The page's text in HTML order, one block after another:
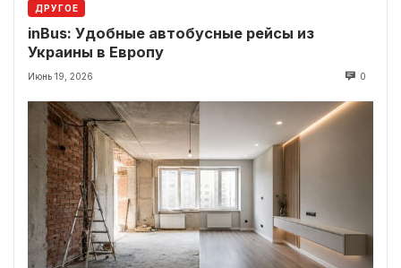
ДРУГОЕ
inBus: Удобные автобусные рейсы из
Украины в Европу
Июнь 19, 2026 0